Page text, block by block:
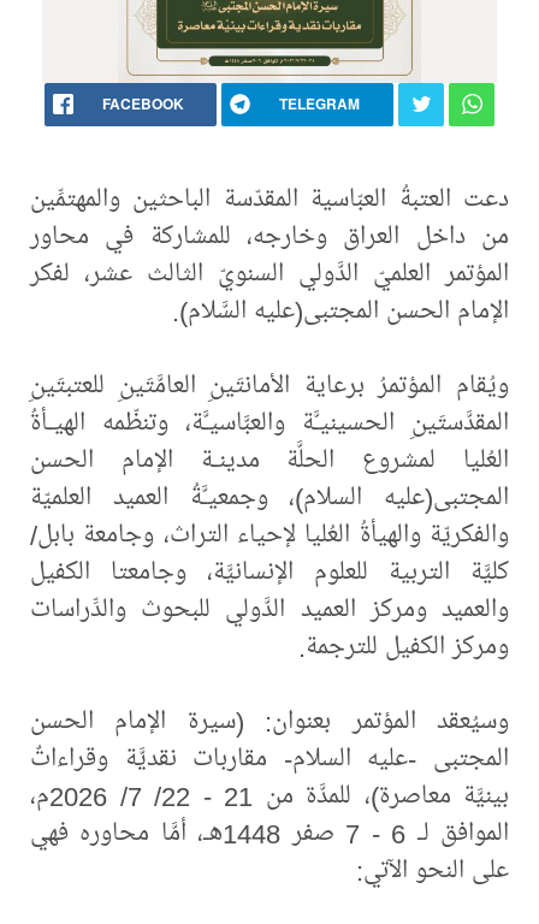
FACEBOOK TELEGRAM
دعت العتبةُ العبّاسية المقدّسة الباحثين والمهتمِّين
من داخل العراق وخارجه، للمشاركة في محاور
المؤتمر العلميّ الدَّولي السنويّ الثالث عشر، لفكر
الإمام الحسن المجتبى(عليه السَّلام).
ويُقام المؤتمرُ برعاية الأمانتَينِ العامَّتَينِ للعتبتَينِ
المقدَّستَينِ الحسينيـَّة والعبَّاسيـَّة، وتنظّمه الهيـأةُ
العُليا لمشروع الحلَّة مدينـة الإمام الحسن
المجتبى(عليه السلام)، وجمعيـَّةُ العميد العلميّة
والفكريّة والهيأةُ العُليا لإحياء التراث، وجامعة بابل/
كليَّة التربية للعلوم الإنسانيَّة، وجامعتا الكفيل
والعميد ومركز العميد الدَّولي للبحوث والدِّراسات
ومركز الكفيل للترجمة.
وسيُعقد المؤتمر بعنوان: (سيرة الإمام الحسن
المجتبى -عليه السلام- مقاربات نقديَّة وقراءاتٌ
بينيَّة معاصرة)، للمدَّة من 21 - 22/ 7/ 2026م،
الموافق لـ 6 - 7 صفر 1448هـ، أمَّا محاوره فهي
على النحو الآتي: